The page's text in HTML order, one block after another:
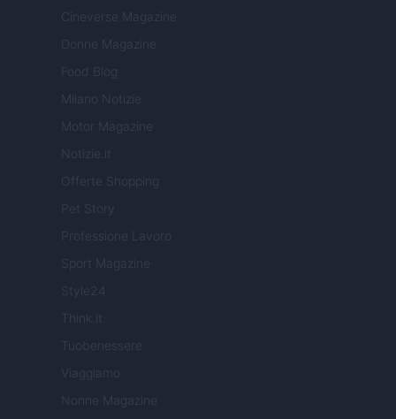
Cineverse Magazine
Donne Magazine
Food Blog
Milano Notizie
Motor Magazine
Notizie.it
Offerte Shopping
Pet Story
Professione Lavoro
Sport Magazine
Style24
Think.it
Tuobenessere
Viaggiamo
Nonne Magazine